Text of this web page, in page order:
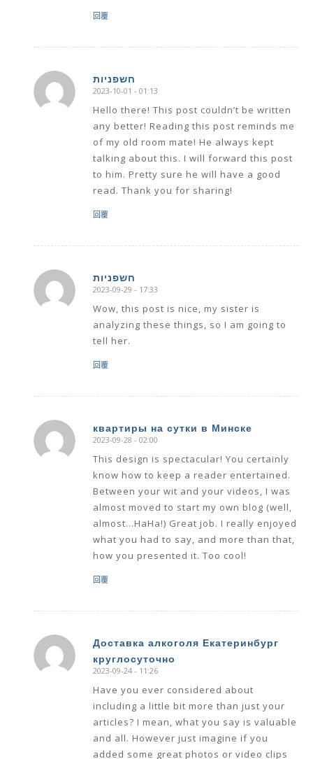
回覆
חשפניות
says:
2023-10-01 - 01:13
Hello there! This post couldn’t be written
any better! Reading this post reminds me
of my old room mate! He always kept
talking about this. I will forward this post
to him. Pretty sure he will have a good
read. Thank you for sharing!
回覆
חשפניות
says:
2023-09-29 - 17:33
Wow, this post is nice, my sister is
analyzing these things, so I am going to
tell her.
回覆
квартиры на сутки в Минске
says:
2023-09-28 - 02:00
This design is spectacular! You certainly
know how to keep a reader entertained.
Between your wit and your videos, I was
almost moved to start my own blog (well,
almost…HaHa!) Great job. I really enjoyed
what you had to say, and more than that,
how you presented it. Too cool!
回覆
Доставка алкоголя Екатеринбург
круглосуточно
says:
2023-09-24 - 11:26
Have you ever considered about
including a little bit more than just your
articles? I mean, what you say is valuable
and all. However just imagine if you
added some great photos or video clips